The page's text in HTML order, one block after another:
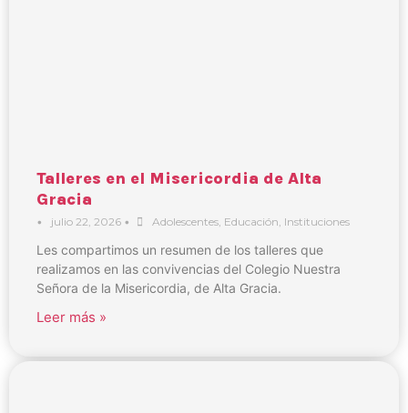
Talleres en el Misericordia de Alta
Gracia
• julio 22, 2026 • Adolescentes, Educación, Instituciones
Les compartimos un resumen de los talleres que
realizamos en las convivencias del Colegio Nuestra
Señora de la Misericordia, de Alta Gracia.
Leer más »